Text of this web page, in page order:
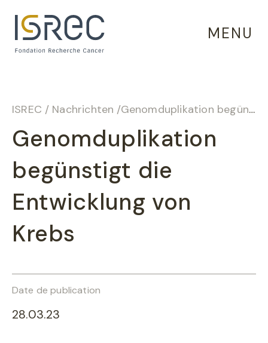
MENU
ISREC / Nachrichten /Genomduplikation begünstigt die Entwicklung von Krebs
Genomduplikation
begünstigt die
Entwicklung von
Krebs
Date de publication
28.03.23